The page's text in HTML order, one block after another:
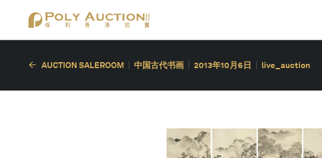
AUCTION SALEROOM 中国古代书画 2013年10月6日 live_auction